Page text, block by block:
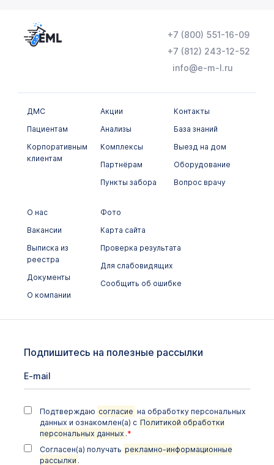
+7 (800) 551-16-09
+7 (812) 243-12-52
info@e-m-l.ru
ДМС
Пациентам
Корпоративным
клиентам
Акции
Анализы
Комплексы
Партнёрам
Пункты забора
Контакты
База знаний
Выезд на дом
Оборудование
Вопрос врачу
О нас
Вакансии
Выписка из
реестра
Документы
О компании
Фото
Карта сайта
Проверка результата
Для слабовидящих
Сообщить об ошибке
Подпишитесь на полезные рассылки
Подтверждаю согласие на обработку персональных
данных и ознакомлен(а) с Политикой обработки
персональных данных .*
Согласен(а) получать рекламно-информационные
рассылки .